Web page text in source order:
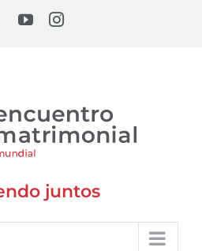
Facebook
YouTubeInstagram
juntos